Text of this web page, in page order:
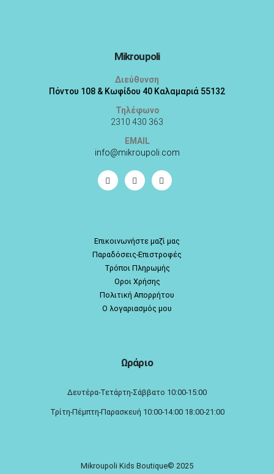
Mikroupoli
Διεύθυνση
Πόντου 108 & Κωφίδου 40 Καλαμαριά 55132
Τηλέφωνο
2310 430 363
EMAIL
info@mikroupoli.com
Επικοινωνήστε μαζί μας
Παραδόσεις-Επιστροφές
Τρόποι Πληρωμής
Οροι Χρήσης
Πολιτική Απορρήτου
Ο λογαριασμός μου
Ωράριο
Δευτέρα-Τετάρτη-Σάββατο 10:00-15:00
Τρίτη-Πέμπτη-Παρασκευή 10:00-14:00 18:00-21:00
Mikroupoli Kids Boutique© 2025